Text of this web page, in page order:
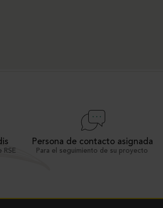
RSE
Persona de contacto asignada
Para el seguimiento de su proyecto